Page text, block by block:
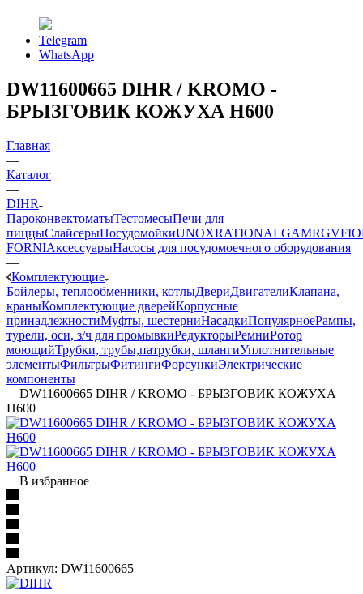
Telegram
WhatsApp
DW11600665 DIHR / KROMO -
БРЫЗГОВИК КОЖУХА H600
Главная
—
Каталог
—
DIHR
ПароконвектоматыТестомесыПечи для
пиццыСлайсерыПосудомойкиUNOXRATIONALGAMRGV
FORNIАксессуарыНасосы для посудомоечного оборудования
—
Комплектующие
Бойлеры, теплообменники, котлыДвериДвигателиКлапана,
краныКомплектующие дверейКорпусные
принадлежностиМуфты, шестерниНасадкиПопулярноеРампы,
турели, оси, з/ч для промывкиРедукторыРемниРотор
моющийТрубки, трубы,патрубки, шлангиУплотнительные
элементыФильтрыФитингиФорсункиЭлектрические
компоненты
—DW11600665 DIHR / KROMO - БРЫЗГОВИК КОЖУХА
H600
В избранное
Артикул: DW11600665